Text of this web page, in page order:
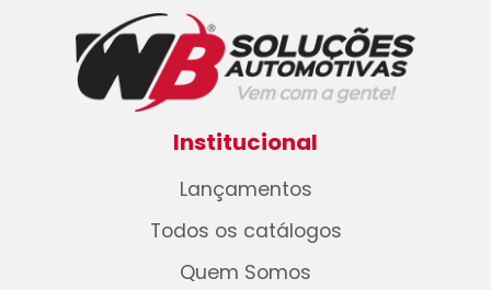
Institucional
Lançamentos
Todos os catálogos
Quem Somos